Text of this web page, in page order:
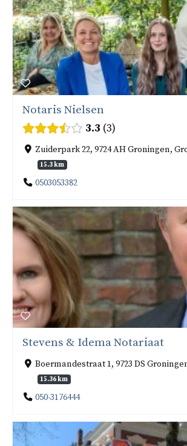
Notaris Nielsen
3.3 3
Zuiderpark 22, 9724 AH Groningen,
15.3 km
0503053382
Stevens & Idema Notariaat
Boermandestraat 1, 9723 DS
15.36 km
050-3176444